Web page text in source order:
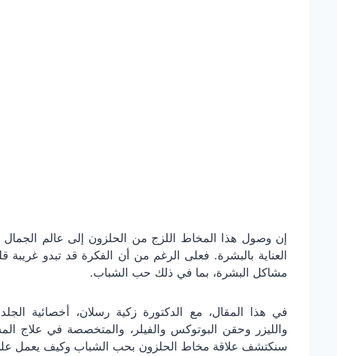
إن وصول هذا المخاط اللزج من الحلزون إلى عالم
العناية بالبشرة. فعلى الرغم من أن الفكرة قد تبدو غريبة
مشاكل البشرة، بما في ذلك حب الشباب.
في هذا المقال، مع الدكتورة زكية رسلان، أخصائية
والليزر وحقن البوتوكس والفيلر، والمتخصصة في علاج
سنكتشف علاقة مخاط الحلزون بحب الشباب وكيف يعمل